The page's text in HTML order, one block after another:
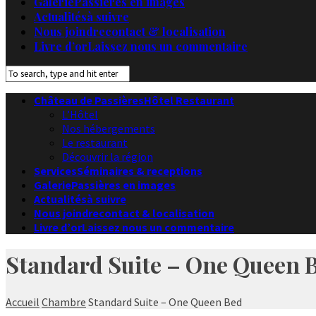
Actualitésà suivre
Nous joindrecontact & localisation
Livre d’orLaissez nous un commentaire
Château de PassièresHôtel Restaurant
L’Hôtel
Nos hébergements
Le restaurant
Découvrir la région
ServicesSéminaires & receptions
GaleriePassières en images
Actualitésà suivre
Nous joindrecontact & localisation
Livre d’orLaissez nous un commentaire
Standard Suite – One Queen
Accueil Chambre Standard Suite – One Queen Bed